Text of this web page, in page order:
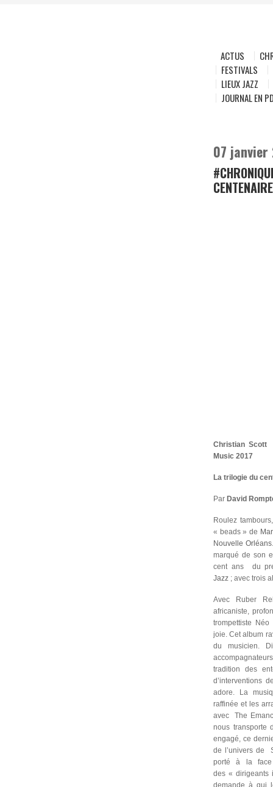
ACTUS
FESTIVALS
LIEUX JAZZ
JOURNAL EN
07 janvier
CENTENAIRE
Christian Scott
Music 2017
La trilogie du
Par David
Roulez
« beads » de
Nouvelle Orléans
marqué de son
cent ans du
Jazz ; avec trois
Avec
Ruber
africaniste,
trompettiste
joie. Cet album
du musicien.
tradition des
d’interventions
adore. La
raffinée et les
avec The
nous transporte
engagé, ce
de l’univers de
porté à la
des « dirigeants
demande à qui